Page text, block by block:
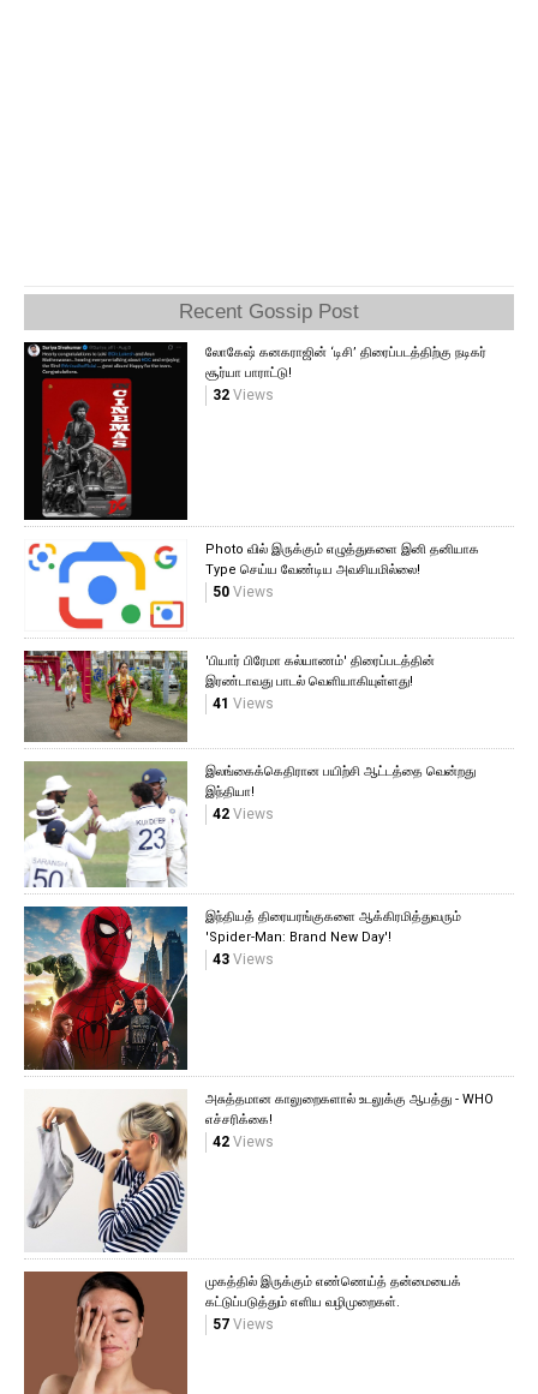
Recent Gossip Post
லோகேஷ் கனகராஜின் ‘டிசி’ திரைப்படத்திற்கு நடிகர்
சூர்யா பாராட்டு!
32Views
Photo வில் இருக்கும் எழுத்துகளை இனி தனியாக
Type செய்ய வேண்டிய அவசியமில்லை!
50Views
'பியார் பிரேமா கல்யாணம்' திரைப்படத்தின்
இரண்டாவது பாடல் வெளியாகியுள்ளது!
41 Views
இலங்கைக்கெதிரான பயிற்சி ஆட்டத்தை வென்றது
இந்தியா!
42Views
இந்தியத் திரையரங்குகளை ஆக்கிரமித்துவரும்
'Spider-Man: Brand New Day'!
43Views
அசுத்தமான காலுறைகளால் உடலுக்கு ஆபத்து - WHO
எச்சரிக்கை!
42Views
முகத்தில் இருக்கும் எண்ணெய்த் தன்மையைக்
கட்டுப்படுத்தும் எளிய வழிமுறைகள்.
57Views